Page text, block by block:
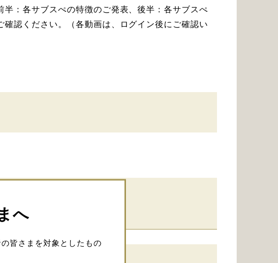
へ
皆さまを対象としたもの
：各サブスぺの特徴のご発表、後半：各サブスぺ
認ください。（各動画は、ログイン後にご確認い